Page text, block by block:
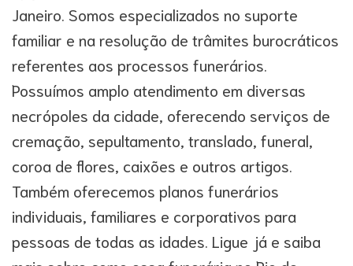
Janeiro. Somos especializados no suporte
familiar e na resolução de trâmites burocráticos
referentes aos processos funerários.
Possuímos amplo atendimento em diversas
necrópoles da cidade, oferecendo serviços de
cremação, sepultamento, translado, funeral,
coroa de flores, caixões e outros artigos.
Também oferecemos planos funerários
individuais, familiares e corporativos para
pessoas de todas as idades. Ligue já e saiba